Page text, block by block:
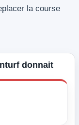
la course
donnait